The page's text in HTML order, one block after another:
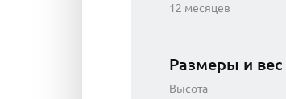
12 месяцев
Размеры и вес
Высота